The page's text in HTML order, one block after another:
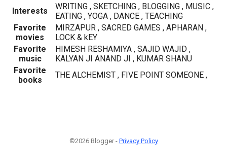
Interests
WRITING , SKETCHING , BLOGGING , MUSIC ,
EATING , YOGA , DANCE , TEACHING
Favorite
movies
MIRZAPUR , SACRED GAMES , APHARAN ,
LOCK & kEY
Favorite
music
HIMESH RESHAMIYA , SAJID WAJID ,
KALYAN JI ANAND JI , KUMAR SHANU
Favorite
books
THE ALCHEMIST , FIVE POINT SOMEONE ,
©2026 Blogger - Privacy Policy